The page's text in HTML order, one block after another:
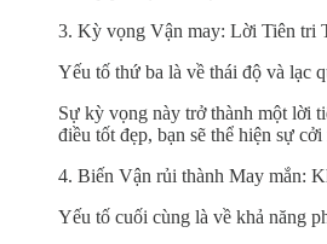
3. Kỳ vọng Vận may: Lời Tiên tri
Yếu tố thứ ba là về thái độ và lạc
Sự kỳ vọng này trở thành một lời
điều tốt đẹp, bạn sẽ thể hiện sự
4. Biến Vận rủi thành May mắn:
Yếu tố cuối cùng là về khả năng